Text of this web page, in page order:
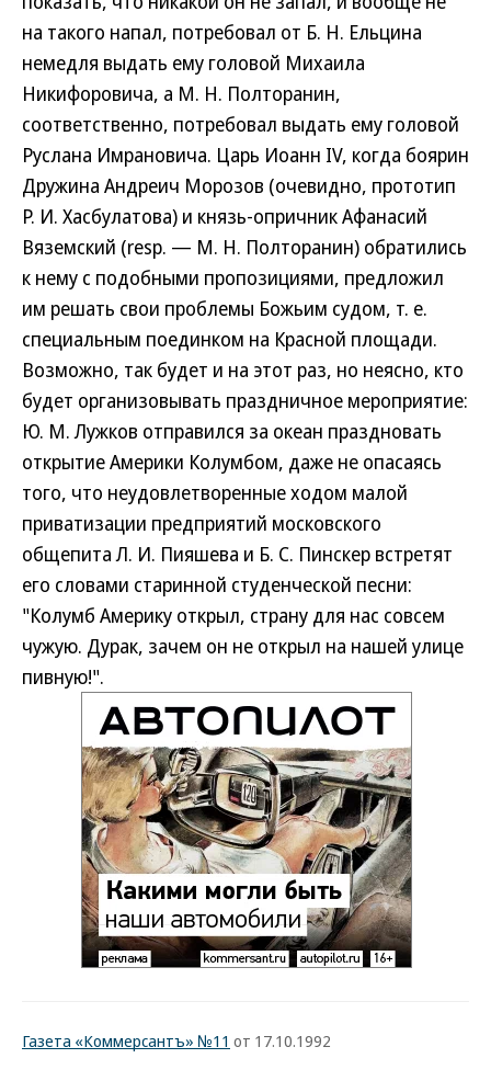
на такого напал, потребовал от Б. Н. Ельцина
немедля выдать ему головой Михаила
Никифоровича, а М. Н. Полторанин,
соответственно, потребовал выдать ему головой
Руслана Имрановича. Царь Иоанн IV, когда боярин
Дружина Андреич Морозов (очевидно, прототип
Р. И. Хасбулатова) и князь-опричник Афанасий
Вяземский (resp. — М. Н. Полторанин) обратились
к нему с подобными пропозициями, предложил
им решать свои проблемы Божьим судом, т. е.
специальным поединком на Красной площади.
Возможно, так будет и на этот раз, но неясно, кто
будет организовывать праздничное мероприятие:
Ю. М. Лужков отправился за океан праздновать
открытие Америки Колумбом, даже не опасаясь
того, что неудовлетворенные ходом малой
приватизации предприятий московского
общепита Л. И. Пияшева и Б. С. Пинскер встретят
его словами старинной студенческой песни:
"Колумб Америку открыл, страну для нас совсем
чужую. Дурак, зачем он не открыл на нашей улице
пивную!".
Газета «Коммерсантъ» №11 от 17.10.1992